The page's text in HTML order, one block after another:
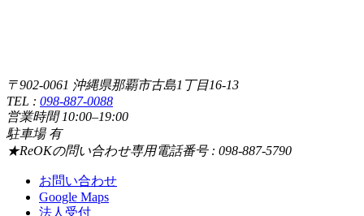
〒902-0061 沖縄県那覇市古島1丁目16-13
TEL : 098-887-0088
営業時間 10:00–19:00
駐車場 有
★ReOKの問い合わせ専用電話番号 : 098-887-5790
お問い合わせ
Google Maps
法人受付